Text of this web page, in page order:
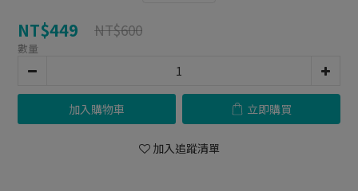
NT$449 NT$600
數量
加入購物車 立即購買
加入追蹤清單